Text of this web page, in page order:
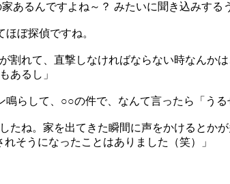
あるんですよね～？ みたいに聞き込みする
ぼ探偵ですね。
割れて、直撃しなければならない時なん
あるし」
らして、○○の件で、なんて言ったら「うる
たね。家を出てきた瞬間に声をかけると
そうになったことはありました（笑）」